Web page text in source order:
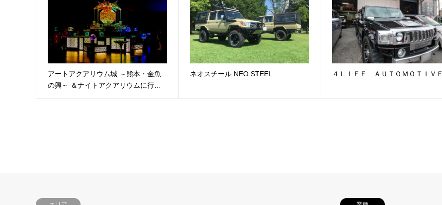
アートアクアリウム城 ～熊本・金魚
の興～ ＆ナイトアクアリウムに行…
ネオスチール NEO STEEL ４ＬＩＦＥ ＡＵＴＯＭＯＴＩＶＥ